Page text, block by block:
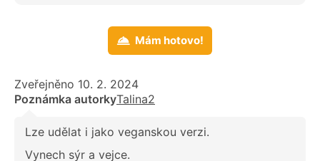
Mám hotovo!
Zveřejněno 10. 2. 2024
Poznámka autorkyTalina2
Lze udělat i jako veganskou verzi.
Vynech sýr a vejce.